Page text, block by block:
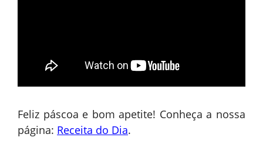
Feliz páscoa e bom apetite! Conheça a nossa
página: Receita do Dia.